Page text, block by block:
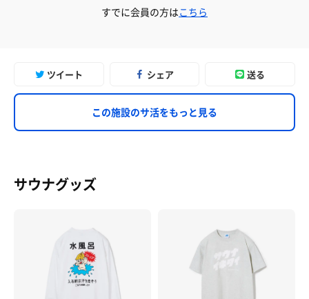
すでに会員の方はこちら
ツイート シェア 送る
この施設のサ活をもっと見る
サウナグッズ